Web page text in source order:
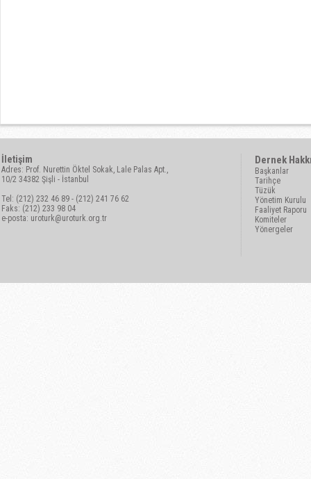
İletişim
Adres: Prof. Nurettin Öktel Sokak, Lale Palas Apt.,
10/2 34382 Şişli - İstanbul
Tel: (212) 232 46 89 - (212) 241 76 62
Faks: (212) 233 98 04
e-posta: uroturk@uroturk.org.tr
Dernek
Başkanlar
Tarihçe
Tüzük
Yönetim Kurulu
Faaliyet Raporu
Komiteler
Yönergeler